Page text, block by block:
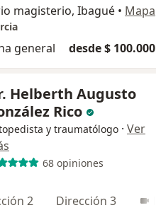
magisterio, Ibagué • Mapa
general desde $ 100.000
Helberth Augusto
Rico
y traumatólogo · Ver
68 opiniones
2 Dirección 3